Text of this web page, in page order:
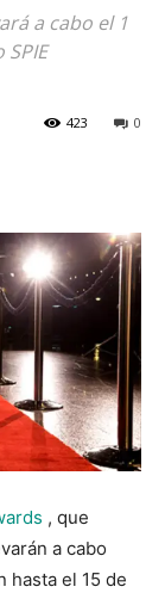
a cabo el 1
0
423
, que
a cabo
hasta el 15 de